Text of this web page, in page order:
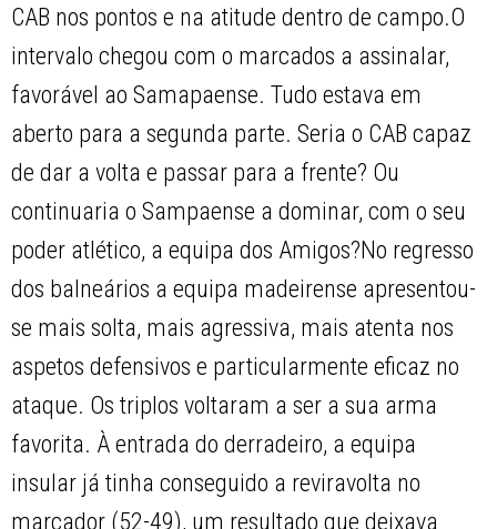
CAB nos pontos e na atitude dentro de campo.O
intervalo chegou com o marcados a assinalar,
favorável ao Samapaense. Tudo estava em
aberto para a segunda parte. Seria o CAB capaz
de dar a volta e passar para a frente? Ou
continuaria o Sampaense a dominar, com o seu
poder atlético, a equipa dos Amigos?No regresso
dos balneários a equipa madeirense apresentou-
se mais solta, mais agressiva, mais atenta nos
aspetos defensivos e particularmente eficaz no
ataque. Os triplos voltaram a ser a sua arma
favorita. À entrada do derradeiro, a equipa
insular já tinha conseguido a reviravolta no
marcador (52-49), um resultado que deixava